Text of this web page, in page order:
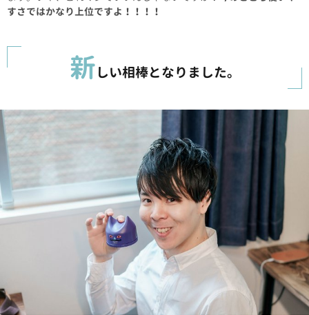
すさではかなり上位ですよ！！！！
新しい相棒となりました。